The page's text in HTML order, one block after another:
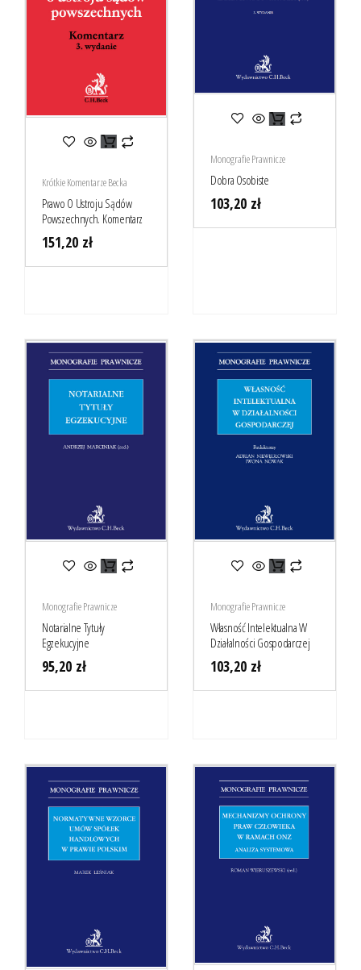
Krótkie Komentarze Becka
Prawo O Ustroju Sądów
Powszechnych. Komentarz
151,20 zł
Monografie Prawnicze
Dobra Osobiste
103,20 zł
Monografie Prawnicze
Notarialne Tytuły
Egzekucyjne
95,20 zł
Monografie Prawnicze
Własność Intelektualna W
Działalności Gospodarczej
103,20 zł